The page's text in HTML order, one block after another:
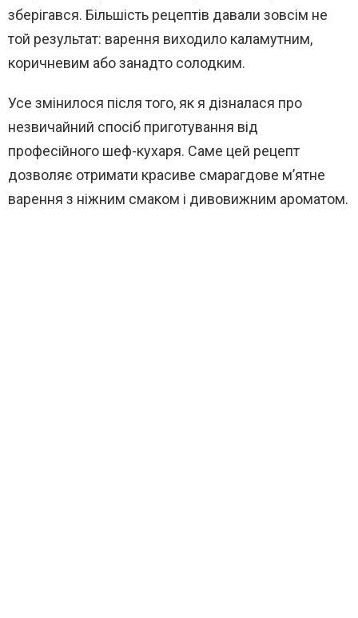
зберігався. Більшість рецептів давали зовсім не
той результат: варення виходило каламутним,
коричневим або занадто солодким.
Усе змінилося після того, як я дізналася про
незвичайний спосіб приготування від
професійного шеф-кухаря. Саме цей рецепт
дозволяє отримати красиве смарагдове м’ятне
варення з ніжним смаком і дивовижним ароматом.